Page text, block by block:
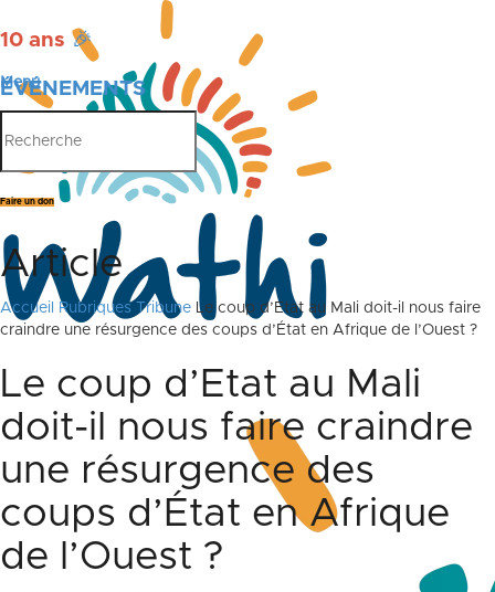
10 ans 🎉
ÉVÉNEMENTS
PUBLICATIONS
Menu
Faire un don
Article
Accueil Rubriques Tribune Le coup d’Etat au Mali doit-il nous faire
craindre une résurgence des coups d’État en Afrique de l’Ouest ?
Le coup d’Etat au Mali
doit-il nous faire craindre
une résurgence des
coups d’État en Afrique
de l’Ouest ?